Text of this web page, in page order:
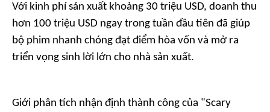
Với kinh phí sản xuất khoảng 30 triệu USD, doanh thu
hơn 100 triệu USD ngay trong tuần đầu tiên đã giúp
bộ phim nhanh chóng đạt điểm hòa vốn và mở ra
triển vọng sinh lời lớn cho nhà sản xuất.
Giới phân tích nhận định thành công của "Scary